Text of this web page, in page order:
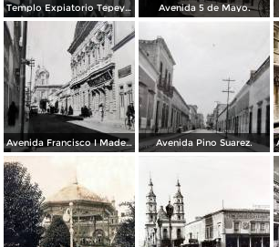
Templo Expiatorio Tepeyac. Avenida 5 de Mayo.
Avenida Francisco I Madero. Avenida Pino Suarez.